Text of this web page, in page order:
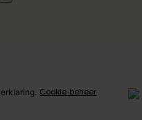
Cookie-beheer